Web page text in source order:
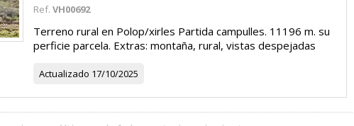
Ref. VH00692
Terreno rural en Polop/xirles Partida campulles. 11196 m. su
perficie parcela. Extras: montaña, rural, vistas despejadas
Actualizado 17/10/2025